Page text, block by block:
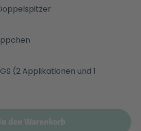
(2 Applikationen und 1
In den Warenkorb